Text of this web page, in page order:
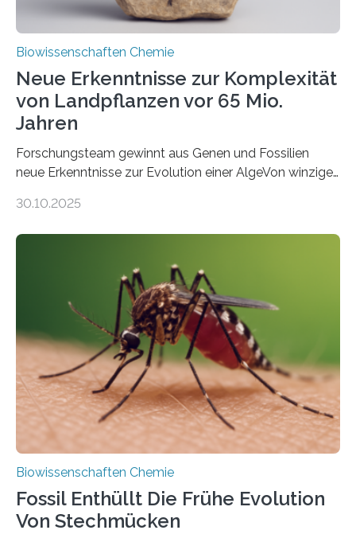
Biowissenschaften Chemie
Neue Erkenntnisse zur Komplexität
von Landpflanzen vor 65 Mio.
Jahren
Forschungsteam gewinnt aus Genen und Fossilien
neue Erkenntnisse zur Evolution einer AlgeVon winzigen
Landpflanzen zählen zu den komplexesten
Grünalgen, die vor Hunderten von Millionen Jahren
lebten. Unter den Vorfahren sticht eine Gruppe heraus,
die noch heute in der Natur vorkommt: die
Süßwasseralge Coleochaetophyceae. Einige Arten
dieser Gruppe bilden aus Zellfäden dichte Geflechte
mit scheibenförmiger Gestalt. Was auffällig ist: Die
nächsten…
30.10.2025
Biowissenschaften Chemie
Fossil Enthüllt Die Frühe Evolution
Von Stechmücken